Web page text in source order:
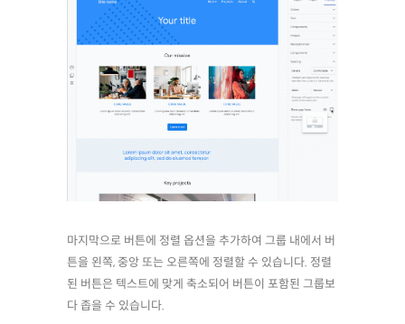
마지막으로 버튼에 정렬 옵션을 추가하여 그룹 내에서 버
튼을 왼쪽, 중앙 또는 오른쪽에 정렬할 수 있습니다. 정렬
된 버튼은 텍스트에 맞게 축소되어 버튼이 포함된 그룹보
다 좁을 수 있습니다.